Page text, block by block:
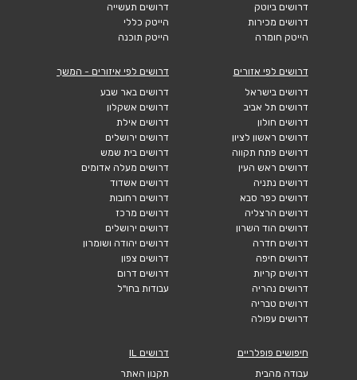
דרושים ביוטק
דרושים מכירות
הייטק חומרה
דרושים תעשייה
הייטק כללי
הייטק תוכנה
דרושים לפי אזורים
דרושים בישראל
דרושים תל אביב
דרושים חולון
דרושים ראשון לציון
דרושים פתח תקווה
דרושים ראש העין
דרושים נתניה
דרושים כפר סבא
דרושים הרצליה
דרושים הוד השרון
דרושים חדרה
דרושים חיפה
דרושים קריות
דרושים נהריה
דרושים טבריה
דרושים עפולה
דרושים לפי איזורים - המשך
דרושים באר שבע
דרושים אשקלון
דרושים אילת
דרושים ירושלים
דרושים בית שמש
דרושים מעלה אדומים
דרושים אשדוד
דרושים רחובות
דרושים מרכז
דרושים ירושלים
דרושים יהודה ושומרון
דרושים צפון
דרושים דרום
עבודות בחו"ל
חיפושים פופלריים
עבודה מהבית
דרושים IL
תקנון האתר